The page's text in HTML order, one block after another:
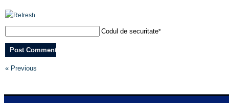
Codul de securitate*
« Previous